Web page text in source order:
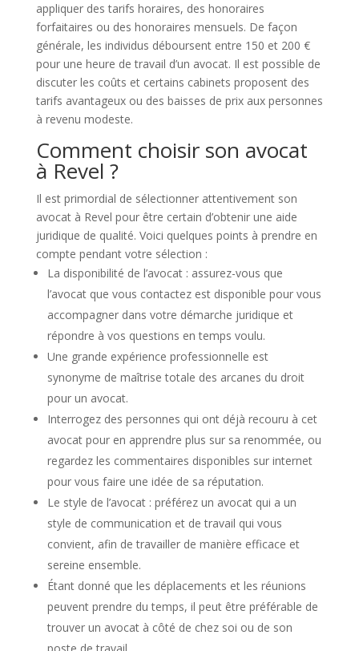
appliquer des tarifs horaires, des honoraires
forfaitaires ou des honoraires mensuels. De façon
générale, les individus déboursent entre 150 et 200 €
pour une heure de travail d’un avocat. Il est possible de
discuter les coûts et certains cabinets proposent des
tarifs avantageux ou des baisses de prix aux personnes
à revenu modeste.
Comment choisir son avocat
à Revel ?
Il est primordial de sélectionner attentivement son
avocat à Revel pour être certain d’obtenir une aide
juridique de qualité. Voici quelques points à prendre en
compte pendant votre sélection :
La disponibilité de l’avocat : assurez-vous que
l’avocat que vous contactez est disponible pour vous
accompagner dans votre démarche juridique et
répondre à vos questions en temps voulu.
Une grande expérience professionnelle est
synonyme de maîtrise totale des arcanes du droit
pour un avocat.
Interrogez des personnes qui ont déjà recouru à cet
avocat pour en apprendre plus sur sa renommée, ou
regardez les commentaires disponibles sur internet
pour vous faire une idée de sa réputation.
Le style de l’avocat : préférez un avocat qui a un
style de communication et de travail qui vous
convient, afin de travailler de manière efficace et
sereine ensemble.
Étant donné que les déplacements et les réunions
peuvent prendre du temps, il peut être préférable de
trouver un avocat à côté de chez soi ou de son